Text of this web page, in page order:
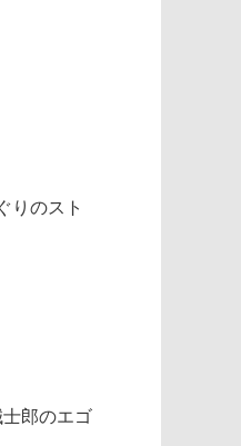
りのスト
郎のエゴ